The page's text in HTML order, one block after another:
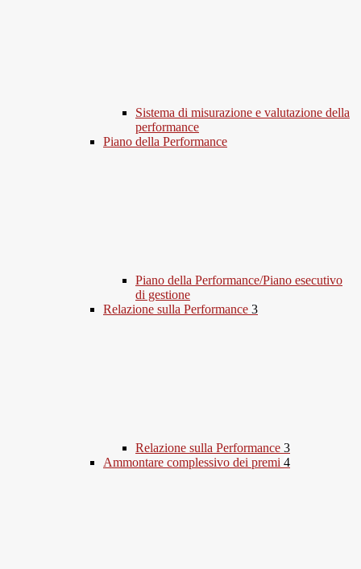
Sistema di misurazione e valutazione della
performance
Piano della Performance
Piano della Performance/Piano esecutivo
di gestione
Relazione sulla Performance 3
Relazione sulla Performance 3
Ammontare complessivo dei premi 4